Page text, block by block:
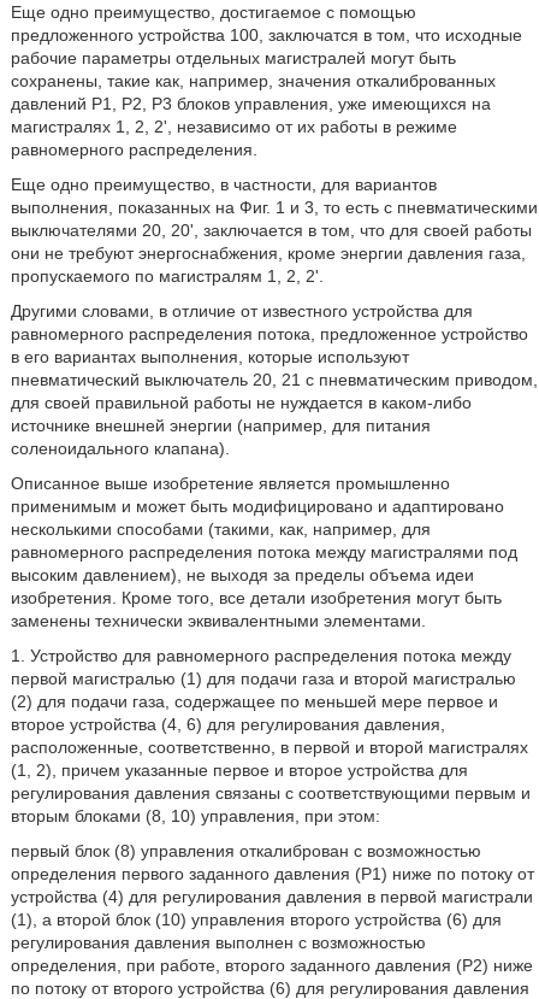
Еще одно преимущество, достигаемое с помощью
предложенного устройства 100, заключатся в том, что исходные
рабочие параметры отдельных магистралей могут быть
сохранены, такие как, например, значения откалиброванных
давлений Р1, Р2, Р3 блоков управления, уже имеющихся на
магистралях 1, 2, 2', независимо от их работы в режиме
равномерного распределения.
Еще одно преимущество, в частности, для вариантов
выполнения, показанных на Фиг. 1 и 3, то есть с пневматическими
выключателями 20, 20', заключается в том, что для своей работы
они не требуют энергоснабжения, кроме энергии давления газа,
пропускаемого по магистралям 1, 2, 2'.
Другими словами, в отличие от известного устройства для
равномерного распределения потока, предложенное устройство
в его вариантах выполнения, которые используют
пневматический выключатель 20, 21 с пневматическим приводом,
для своей правильной работы не нуждается в каком-либо
источнике внешней энергии (например, для питания
соленоидального клапана).
Описанное выше изобретение является промышленно
применимым и может быть модифицировано и адаптировано
несколькими способами (такими, как, например, для
равномерного распределения потока между магистралями под
высоким давлением), не выходя за пределы объема идеи
изобретения. Кроме того, все детали изобретения могут быть
заменены технически эквивалентными элементами.
1. Устройство для равномерного распределения потока между
первой магистралью (1) для подачи газа и второй магистралью
(2) для подачи газа, содержащее по меньшей мере первое и
второе устройства (4, 6) для регулирования давления,
расположенные, соответственно, в первой и второй магистралях
(1, 2), причем указанные первое и второе устройства для
регулирования давления связаны с соответствующими первым и
вторым блоками (8, 10) управления, при этом:
первый блок (8) управления откалиброван с возможностью
определения первого заданного давления (Р1) ниже по потоку от
устройства (4) для регулирования давления в первой магистрали
(1), а второй блок (10) управления второго устройства (6) для
регулирования давления выполнен с возможностью
определения, при работе, второго заданного давления (Р2) ниже
по потоку от второго устройства (6) для регулирования давления